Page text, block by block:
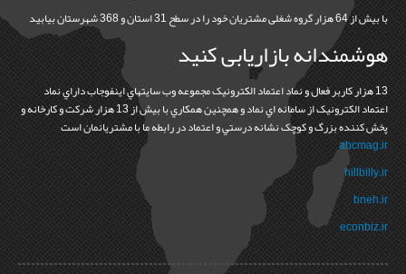
با بیش از 64 هزار گروه شغلی مشتریان خود را در سطح 31 استان و 368 شهرستان بیابید
هوشمندانه بازاریابی کنید
13 هزار کاربر فعال و نماد اعتماد الکترونيک مجموعه وب سايتهاي اينفوجاب داراي نماد
اعتماد الکترونيک از سامانه اي نماد و همچنين همکاري با بيش از 13 هزار شرکت و کارخانه و
پخش کننده بزرگ و کوچک نشانه درستي و اعتماد در رابطه ما با مشتريانمان است
abcmag.ir
hillbilly.ir
bneh.ir
econbiz.ir